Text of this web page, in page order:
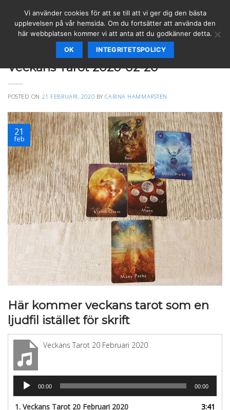
content
VÄGLEDNING
Veckans Tarot 2020-02-20
POSTED ON 21 FEBRUARI, 2020 BYCARINA HAMMARSTEN
21
feb
Här kommer veckans tarot som en
ljudfil istället för skrift
Veckans Tarot 20 Februari 2020
Ljudspelare
00:00 00:00
1. Veckans Tarot 20 Februari 2020 3:41
Vi använder cookies för att se till att vi ger dig den bästa
upplevelsen på vår hemsida. Om du fortsätter att använda den
här webbplatsen kommer vi att anta att du godkänner detta.
OK INTEGRITETSPOLICY